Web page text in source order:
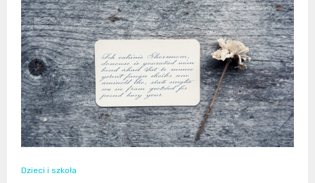
Dzieci i szkoła